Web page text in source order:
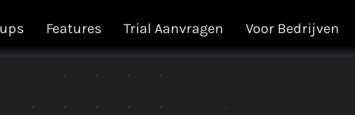
Features Trial Aanvragen Voor Bedrijven